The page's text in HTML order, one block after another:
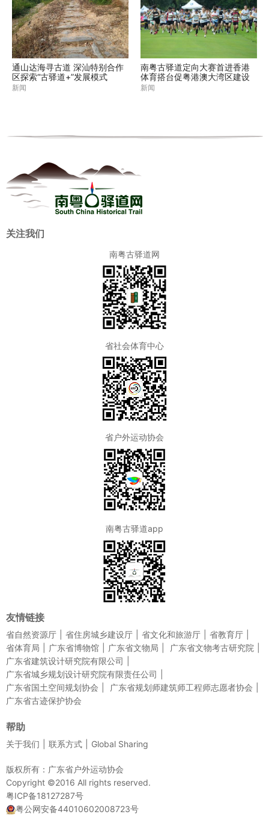
通山达海寻古道 深汕特别合作
区探索“古驿道+”发展模式
新闻
南粤古驿道定向大赛首进香港
体育搭台促粤港澳大湾区建设
新闻
关注我们
南粤古驿道网
省社会体育中心
省户外运动协会
南粤古驿道app
友情链接
省自然资源厅 省住房城乡建设厅 省文化和旅游厅
省教育厅
省体育局
广东省博物馆 广东省文物局
广东省文物考古研究院
广东省建筑设计研究院有限公司
广东省城乡规划设计研究院有限责任公司
广东省国土空间规划协会
广东省规划师建筑师工程师志愿者协会
广东省古迹保护协会
帮助
关于我们 联系方式 Global Sharing
版权所有：广东省户外运动协会
Copyright ©2016 All rights reserved.
粤ICP备18127287号
粤公网安备44010602008723号